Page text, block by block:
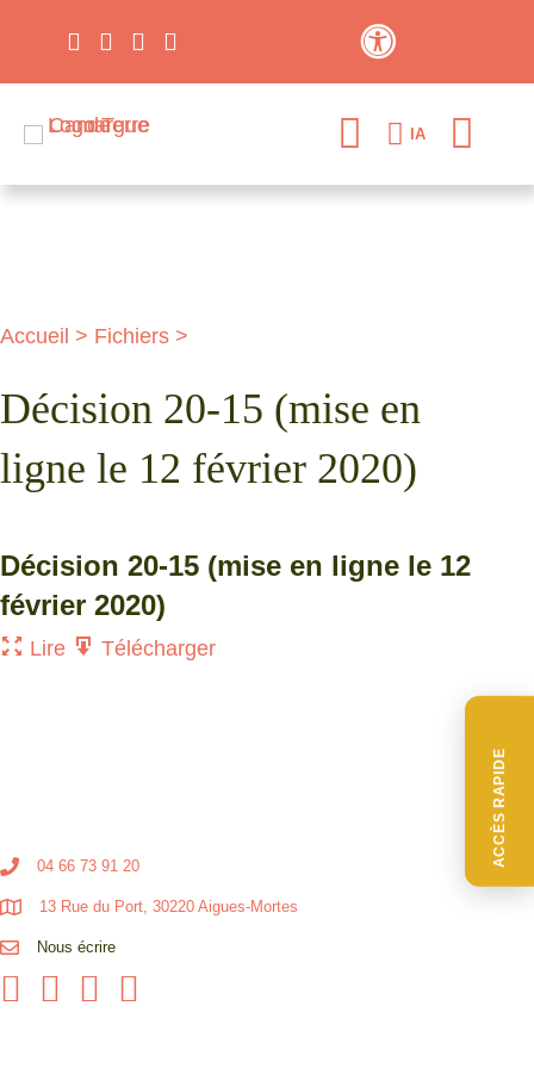
ACCÈS RAPIDE
IA
Accueil > Fichiers >
Décision 20-15 (mise en
ligne le 12 février 2020)
Décision 20-15 (mise en ligne le 12
février 2020)
Lire Télécharger
04 66 73 91 20
13 Rue du Port, 30220 Aigues-Mortes
Nous écrire